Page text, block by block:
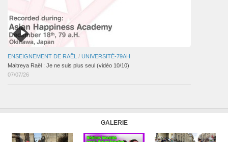
ENSEIGNEMENT DE RAËL / UNIVERSITÉ-79AH
Maitreya Raël : Je ne suis plus seul (vidéo 10/10)
07/07/26
GALERIE